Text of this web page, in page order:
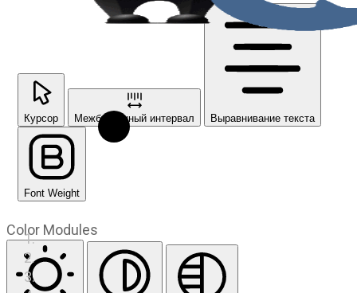
Курсор Межбуквенный интервал Выравнивание текста
Font Weight
Color Modules